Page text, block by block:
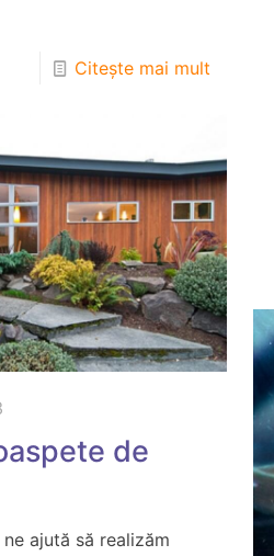
Citește mai mult
de
ajută să realizăm